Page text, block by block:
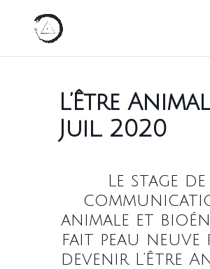
L’Être
Juil. 2020
Le stage de
animale et
fait peau neuve
devenir L’Être